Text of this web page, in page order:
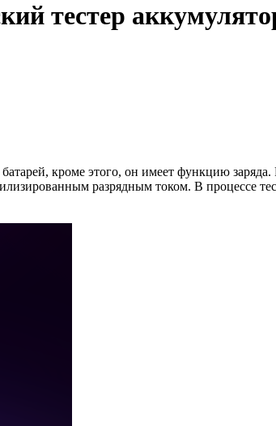
тестер
кроме этого, он имеет функцию
разрядным током. В процессе